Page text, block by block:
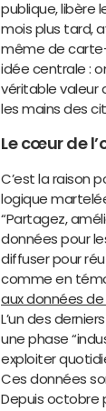
publique, libère
mois plus tard,
même de carte-
idée centrale :
véritable valeur
les mains des
Le cœur de
C’est la raison
logique
“Partagez,
données pour
diffuser pour
comme en
aux données de
L’un des
une phase
exploiter
Ces données
Depuis octobre